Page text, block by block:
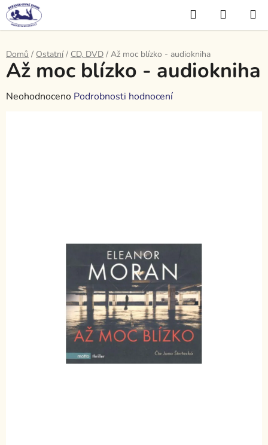
Přejít
na
obsah
Hledat
KOŠÍK
Domů / Ostatní / CD, DVD / Až moc blízko - audiokniha
Až moc blízko - audiokniha
Průměrné
Neohodnoceno Podrobnosti hodnocení